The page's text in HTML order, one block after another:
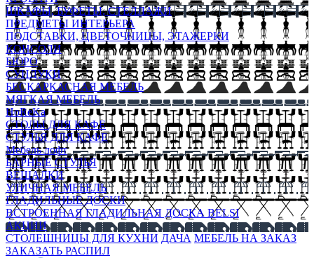
ШКАФЫ, БУФЕТЫ, СТЕЛЛАЖИ
ПРЕДМЕТЫ ИНТЕРЬЕРА
ПОДСТАВКИ, ЦВЕТОЧНИЦЫ, ЭТАЖЕРКИ
КОНСОЛИ
БЮРО
СУНДУКИ
БЕСКАРКАСНАЯ МЕБЕЛЬ
МЯГКАЯ МЕБЕЛЬ
HoReKa
СТОЛЫ ДЛЯ КАФЕ
СТУЛЬЯ ДЛЯ КАФЕ
Мебель лофт
БАРНЫЕ СТУЛЬЯ
ВЕШАЛКИ
УЛИЧНАЯ МЕБЕЛЬ
ГЛАДИЛЬНЫЕ ДОСКИ
ВСТРОЕННАЯ ГЛАДИЛЬНАЯ ДОСКА BELSI
АКЦИИ
СТОЛЕШНИЦЫ ДЛЯ КУХНИ ДАЧА МЕБЕЛЬ НА ЗАКАЗ
ЗАКАЗАТЬ РАСПИЛ